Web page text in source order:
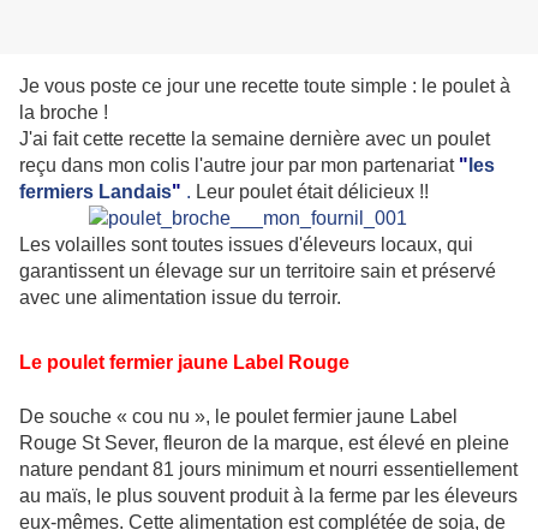
Je vous poste ce jour une recette toute simple : le poulet à
la broche !
J'ai fait cette recette la semaine dernière avec un poulet
reçu dans mon colis l'autre jour par mon partenariat " les
fermiers Landais" . Leur poulet était délicieux !!
Les volailles sont toutes issues d'éleveurs locaux, qui
garantissent un élevage sur un territoire sain et préservé
avec une alimentation issue du terroir.
Le poulet fermier jaune Label Rouge
De souche « cou nu », le poulet fermier jaune Label
Rouge St Sever, fleuron de la marque, est élevé en pleine
nature pendant 81 jours minimum et nourri essentiellement
au maïs, le plus souvent produit à la ferme par les éleveurs
eux-mêmes. Cette alimentation est complétée de soja, de